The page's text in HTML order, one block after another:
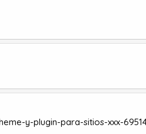
y-plugin-para-sitios-xxx-